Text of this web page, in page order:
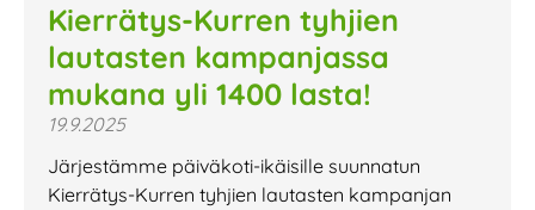
Kierrätys-Kurren tyhjien
lautasten kampanjassa
mukana yli 1400 lasta!
19.9.2025
Järjestämme päiväkoti-ikäisille suunnatun
Kierrätys-Kurren tyhjien lautasten kampanjan